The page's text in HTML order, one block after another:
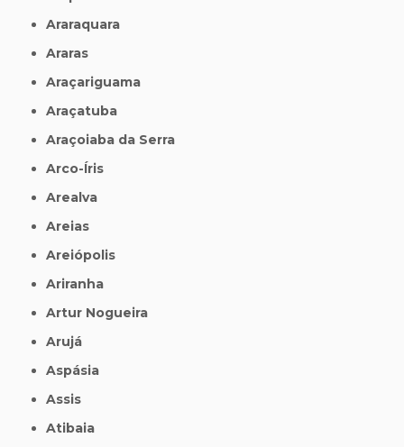
Araraquara
Araras
Araçariguama
Araçatuba
Araçoiaba da Serra
Arco-Íris
Arealva
Areias
Areiópolis
Ariranha
Artur Nogueira
Arujá
Aspásia
Assis
Atibaia